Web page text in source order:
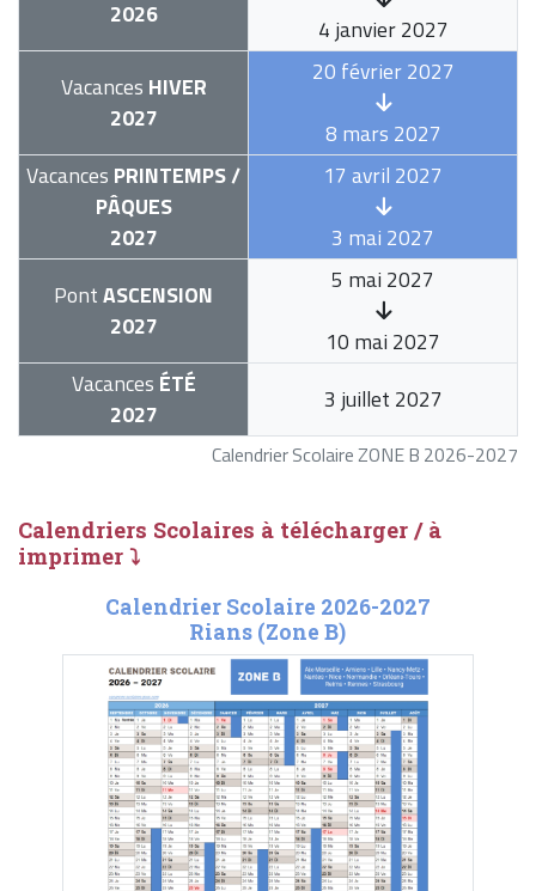
Calendrier Scolaire ZONE B 2026-2027
2026
4 janvier 2027
Vacances HIVER
2027
20 février 2027
8 mars 2027
Vacances PRINTEMPS /
PÂQUES
2027
17 avril 2027
3 mai 2027
PontASCENSION
2027
5 mai 2027
10 mai 2027
Vacances ÉTÉ
2027
3 juillet 2027
Calendriers Scolaires à télécharger / à
imprimer ⤵
Calendrier Scolaire 2026-2027
Rians (Zone B)